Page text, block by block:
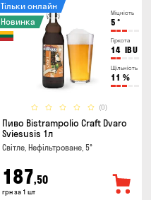
Міцність
5 °
Гіркота
14 IBU
Щільність
11 %
(0)
Тільки онлайн
Новинка
Пиво Bistrampolio Craft Dvaro
Sviesusis 1л
Світле, Нефільтроване, 5°
187,50
грн за 1 шт